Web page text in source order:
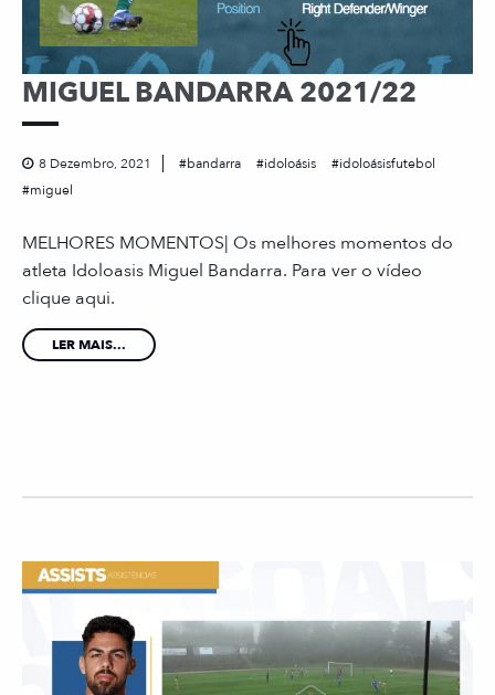
MIGUEL BANDARRA 2021/22
8 Dezembro, 2021 bandarra idoloásis
idoloásisfutebol
miguel
MELHORES MOMENTOS| Os melhores momentos do
atleta Idoloasis Miguel Bandarra. Para ver o vídeo
clique aqui.
LER MAIS...